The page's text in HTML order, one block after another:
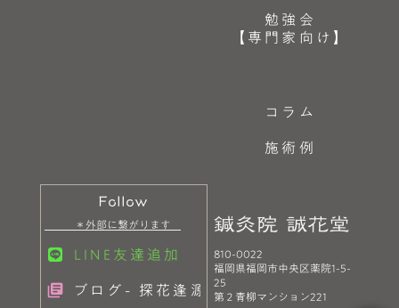
勉強会
【専門家向け】
コラム
施術例
Follow
＊外部に繋がります
LINE友達追加
library_books ブログ- 探花逢源
鍼灸院 誠花堂
810-0022
福岡県福岡市中央区薬院1-5-
25
第２青柳マンション221